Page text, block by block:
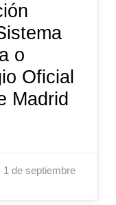
o
Oficial
Madrid
1 de septiembre